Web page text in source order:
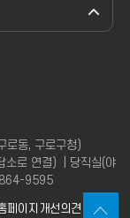
동, 구로구청）
로 연결）| 당직실(야
9595
페이지개선의견